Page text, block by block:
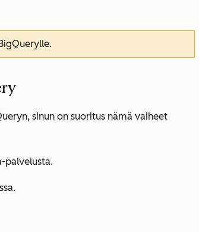
sinun on suoritus nämä vaiheet
palvelusta.